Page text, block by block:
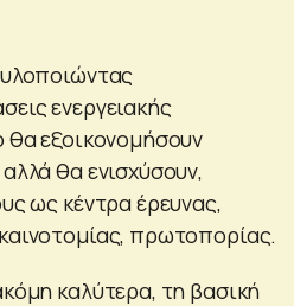
ενεργειακής
θα εξοικονομήσουν
θα ενισχύσουν,
ως κέντρα έρευνας,
πρωτοπορίας.
καλύτερα, τη βασική